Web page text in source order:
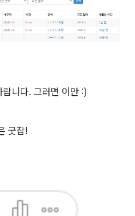
니다. 그러면 이만 :)
굿잡!